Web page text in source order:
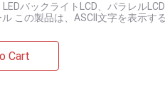
バックライトLCD、パラレル
この製品は、ASCII文字を表示す
Cart